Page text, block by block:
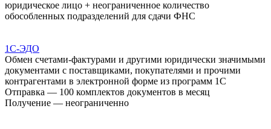
юридическое лицо + неограниченное количество
обособленных подразделений для сдачи ФНС
1С-ЭДО
Обмен счетами-фактурами и другими юридически значимыми
документами с поставщиками, покупателями и прочими
контрагентами в электронной форме из программ 1С
Отправка — 100 комплектов документов в месяц
Получение — неограниченно